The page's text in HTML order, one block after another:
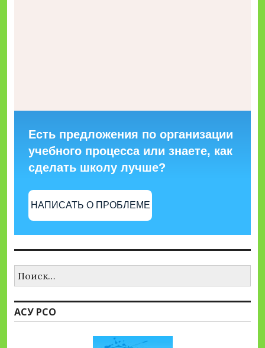
Есть предложения по организации
учебного процесса или знаете, как
сделать школу лучше?
НАПИСАТЬ О ПРОБЛЕМЕ
АСУ РСО